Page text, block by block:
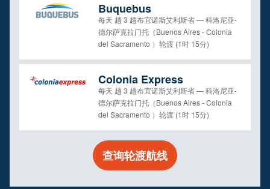
Buquebus
每天 趟 3 趟布宜诺斯艾利斯省 — 科洛尼亚-
德尔萨克拉门托（Buenos Aires - Colonia
del Sacramento ）轮渡 (1时 15分)
Colonia Express
每天 趟 3 趟布宜诺斯艾利斯省 — 科洛尼亚-
德尔萨克拉门托（Buenos Aires - Colonia
del Sacramento ）轮渡 (1时 15分)
查询轮渡航线